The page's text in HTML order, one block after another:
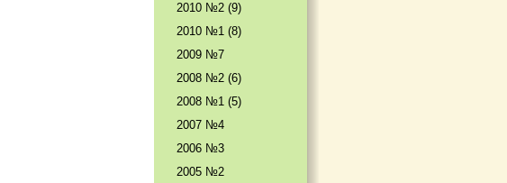
2010 №2 (9)
2010 №1 (8)
2009 №7
2008 №2 (6)
2008 №1 (5)
2007 №4
2006 №3
2005 №2